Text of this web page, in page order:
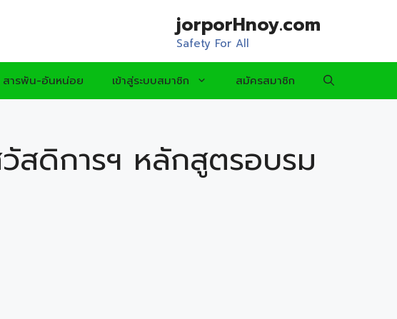
jorporHnoy.com
Safety For All
สารพัน-อันหน่อย เข้าสู่ระบบสมาชิก สมัครสมาชิก
สดิการฯ หลักสูตรอบรม